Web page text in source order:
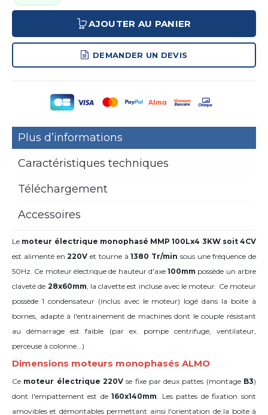
AJOUTER AU PANIER
DEMANDER UN DEVIS
Plus d’informations
Caractéristiques techniques
Téléchargement
Accessoires
Le moteur électrique monophasé MMP 100Lx4 3KW soit 4CV
est alimenté en220V et tourne à1380 Tr/min sous une fréquence de
50Hz. Ce moteur électrique de hauteur d'axe100mm possède un arbre
claveté de 28x60mm, la clavette est incluse avec le moteur. Ce moteur
possède 1 condensateur (inclus avec le moteur) logé dans la boite à
bornes, adapté à l'entrainement de machines dont le couple résistant
au démarrage est faible (par ex. pompe centrifuge, ventilateur,
perceuse à colonne...)
Dimensions moteurs monophasés ALMO
Ce moteur électrique 220Vse fixe par deux pattes (montage B3)
dont l'empattement est de160x140mm. Les pattes de fixation sont
amovibles et démontables permettant ainsi l'orientation de la boite à